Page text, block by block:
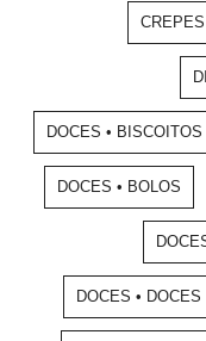
DOCES •
DOCES • BOLOS
DOCES •